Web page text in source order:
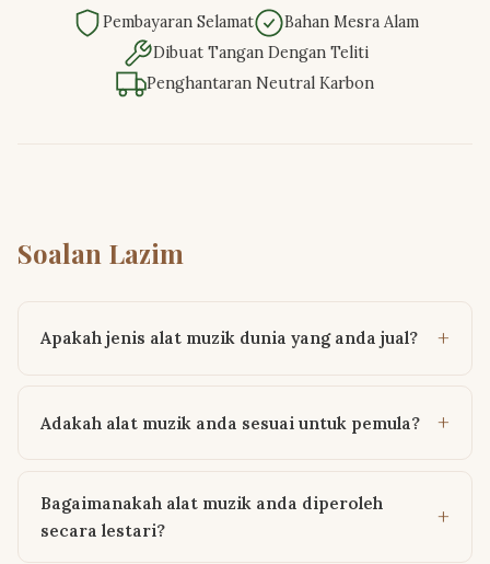
Pembayaran Selamat
Bahan Mesra Alam
Dibuat Tangan Dengan Teliti
Penghantaran Neutral Karbon
Soalan Lazim
Apakah jenis alat muzik dunia yang anda jual?
Adakah alat muzik anda sesuai untuk pemula?
Bagaimanakah alat muzik anda diperoleh
secara lestari?